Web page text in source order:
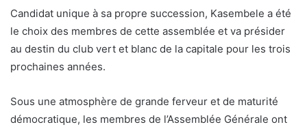
Candidat unique à sa propre succession, Kasembele a été
le choix des membres de cette assemblée et va présider
au destin du club vert et blanc de la capitale pour les trois
prochaines années.
Sous une atmosphère de grande ferveur et de maturité
démocratique, les membres de l’Assemblée Générale ont